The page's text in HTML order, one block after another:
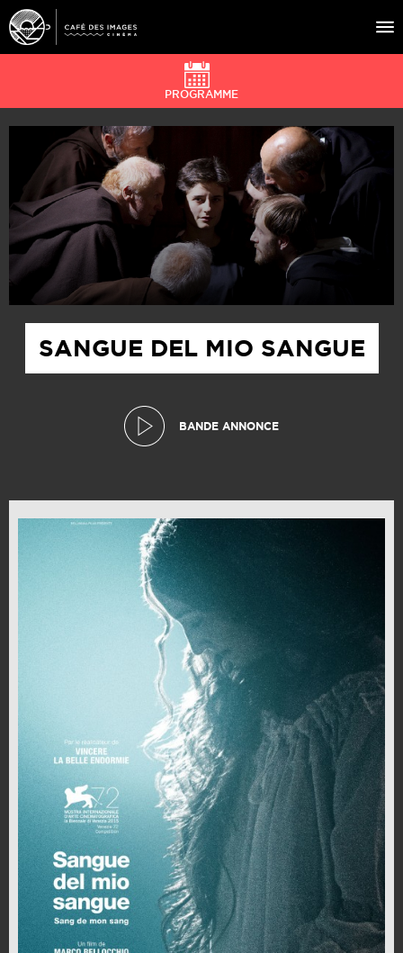
À L’AFFICHE
ÉVÉNEMENTS
CAFÉ DU CINÉ
PRATIQUE
ÉDUCATION AUX IMAGES
SANGUE DEL MIO SANGUE
BANDE ANNONCE
PROGRAMME